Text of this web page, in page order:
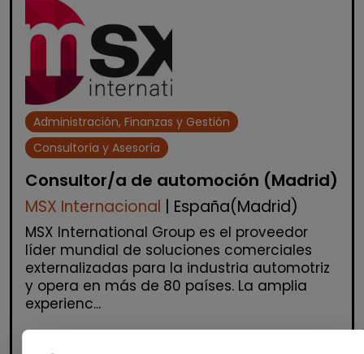
Administración, Finanzas y Gestión
Consultoría y Asesoría
Consultor/a de automoción (Madrid)
MSX Internacional | España(Madrid)
MSX International Group es el proveedor
líder mundial de soluciones comerciales
externalizadas para la industria automotriz
y opera en más de 80 países. La amplia
experienc...